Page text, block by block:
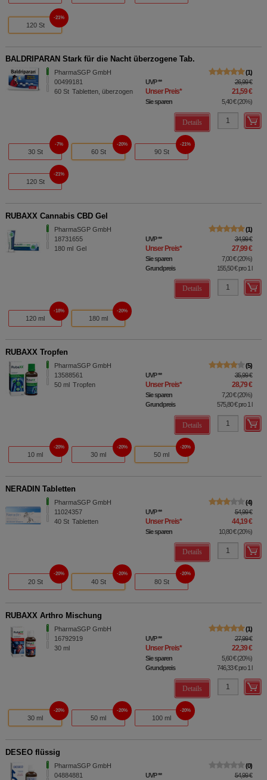
120 St
21%
BALDRIPARAN Stark für die Nacht überzogene Tab.
PharmaSGP GmbH
00499181
60 St Tabletten, überzogen
1
UVP** 26,99 €
Unser Preis* 21,59 €
Sie sparen 5,40 €(20%)
Details
30 St
7%
60 St
20%
90 St
21%
120 St
21%
RUBAXX Cannabis CBD Gel
PharmaSGP GmbH
18731655
180 ml Gel
1
UVP** 34,99 €
Unser Preis* 27,99 €
Sie sparen 7,00 €(20%)
Grundpreis
155,50 €pro 1 l
Details
120 ml
18%
180 ml
20%
RUBAXX Tropfen
PharmaSGP GmbH
13588561
50 ml Tropfen
5
UVP** 35,99 €
Unser Preis* 28,79 €
Sie sparen 7,20 €(20%)
Grundpreis
575,80 €pro 1 l
Details
10 ml
20%
30 ml
20%
50 ml
20%
NERADIN Tabletten
PharmaSGP GmbH
11024357
40 St Tabletten
4
UVP** 54,99 €
Unser Preis* 44,19 €
Sie sparen 10,80 €(20%)
Details
20 St
20%
40 St
20%
80 St
20%
RUBAXX Arthro Mischung
PharmaSGP GmbH
16792919
30 ml
1
UVP** 27,99 €
Unser Preis* 22,39 €
Sie sparen 5,60 €(20%)
Grundpreis
746,33 €pro 1 l
Details
30 ml
20%
50 ml
20%
100 ml
20%
DESEO flüssig
PharmaSGP GmbH
04884881
0
UVP** 54,99 €